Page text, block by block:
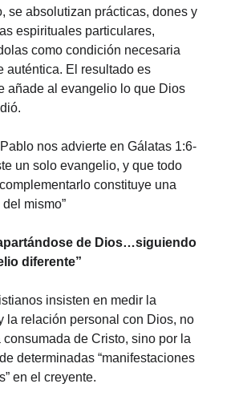
se absolutizan prácticas, dones y
espirituales particulares,
como condición necesaria
auténtica. El resultado es
añade al evangelio lo que Dios
nos advierte en Gálatas 1:6-
un solo evangelio, y que todo
constituye una
mismo”
de Dios…siguiendo
diferente”
insisten en medir la
la relación personal con Dios, no
consumada de Cristo, sino por la
determinadas “manifestaciones
en el creyente.